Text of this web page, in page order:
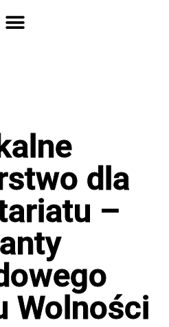
dla
–
Wolności